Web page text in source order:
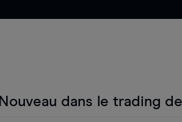
Nouveau dans le trading